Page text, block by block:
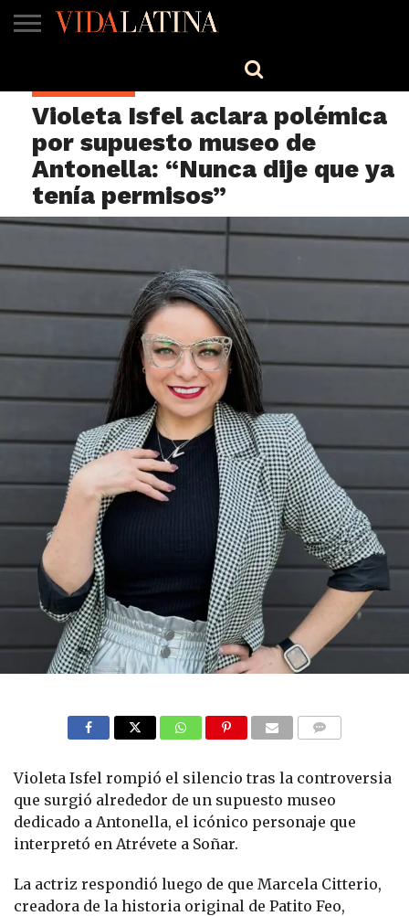
TV
Violeta Isfel aclara polémica
por supuesto museo de
Antonella: “Nunca dije que ya
tenía permisos”
Violeta Isfel rompió el silencio tras la controversia
que surgió alrededor de un supuesto museo
dedicado a Antonella, el icónico personaje que
interpretó en Atrévete a Soñar.
La actriz respondió luego de que Marcela Citterio,
creadora de la historia original de Patito Feo,